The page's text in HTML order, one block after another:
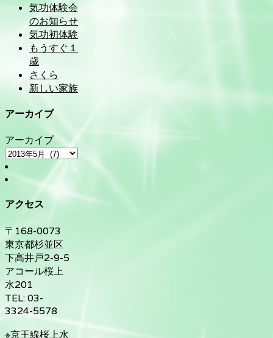
気功体験会
のお知らせ
気功初体験
もうすぐ１
歳
さくら
新しい家族
アーカイブ
アーカイブ
アクセス
〒168-0073
東京都杉並区
下高井戸2-9-5
アコール桜上
水201
TEL: 03-
3324-5578
※京王線桜上水